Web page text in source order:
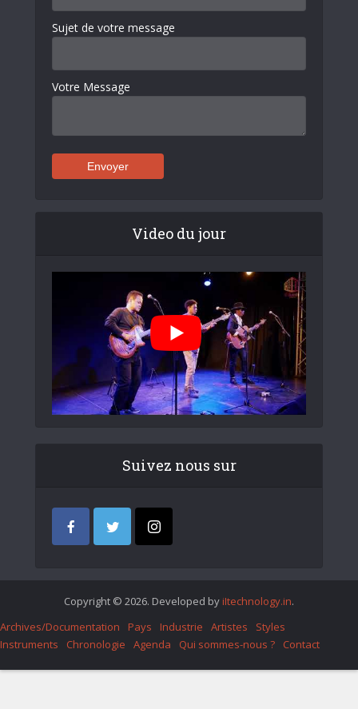
Sujet de votre message
Votre Message
Video du jour
Suivez nous sur
Copyright © 2026. Developed by iItechnology.in.
Archives/Documentation
Pays Industrie Artistes
Styles
Instruments
Chronologie Agenda Qui sommes-nous ? Contact